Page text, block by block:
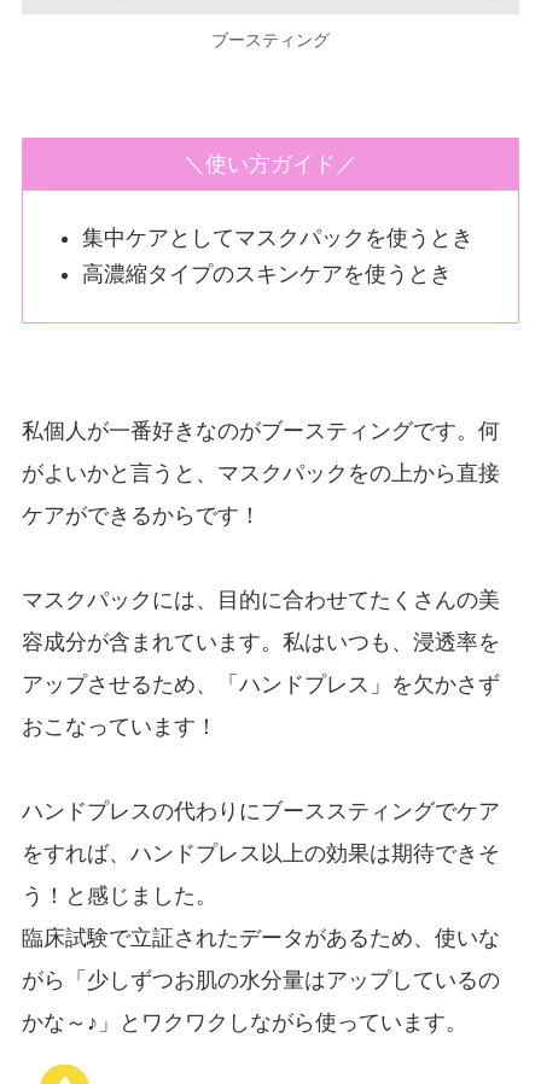
ブースティング
＼使い方ガイド／
集中ケアとしてマスクパックを使うとき
高濃縮タイプのスキンケアを使うとき
私個人が一番好きなのがブースティングです。何
がよいかと言うと、マスクパックをの上から直接
ケアができるからです！
マスクパックには、目的に合わせてたくさんの美
容成分が含まれています。私はいつも、浸透率を
アップさせるため、「ハンドプレス」を欠かさず
おこなっています！
ハンドプレスの代わりにブーススティングでケア
をすれば、ハンドプレス以上の効果は期待できそ
う！と感じました。
臨床試験で立証されたデータがあるため、使いな
がら「少しずつお肌の水分量はアップしているの
かな～♪」とワクワクしながら使っています。